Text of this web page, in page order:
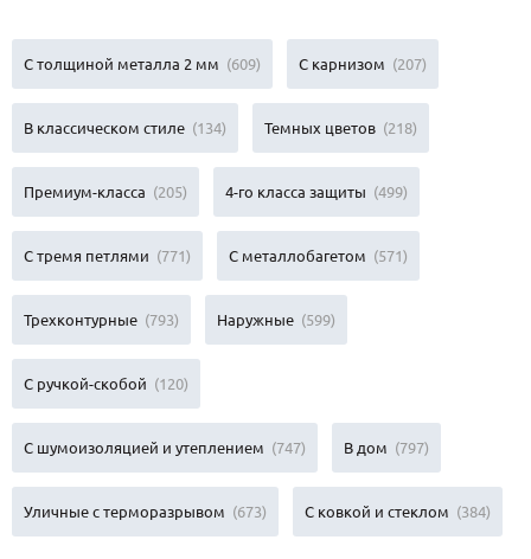
С толщиной металла 2 мм (609) С карнизом (207)
В классическом стиле (134) Темных цветов (218)
Премиум-класса (205) 4-го класса защиты (499)
С тремя петлями (771) С металлобагетом (571)
Трехконтурные (793) Наружные (599)
С ручкой-скобой (120)
С шумоизоляцией и утеплением (747) В дом (797)
Уличные с терморазрывом (673) С ковкой и стеклом (384)